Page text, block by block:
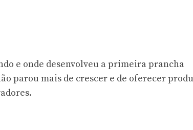
e onde desenvolveu a primeira prancha
parou mais de crescer e de oferecer